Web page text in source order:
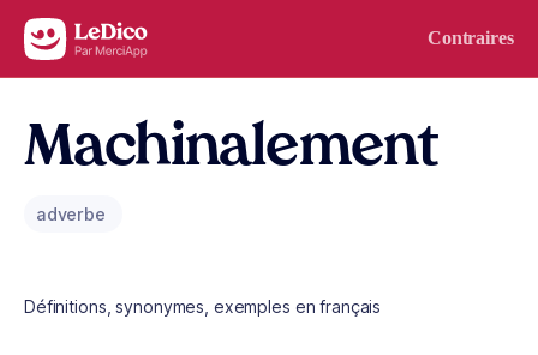
Aller au contenu Contraires
Machinalement
adverbe
Définitions, synonymes, exemples en français